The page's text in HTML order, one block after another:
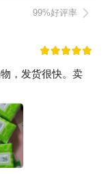
99%好评率
，发货很快。卖